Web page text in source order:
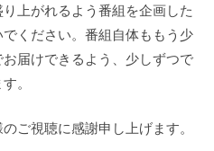
上がれるよう番組を企画した
ください。番組自体ももう少
届けできるよう、少しずつで
。
ご視聴に感謝申し上げます。